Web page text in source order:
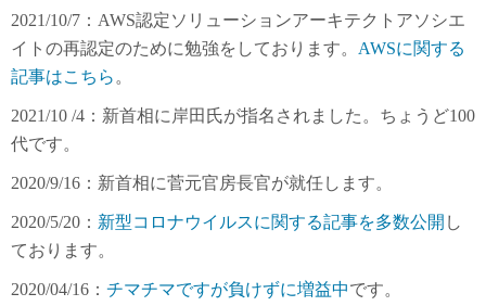
2021/10/7：AWS認定ソリューションアーキテクトアソシエ
イトの再認定のために勉強をしております。 AWSに関する
記事はこちら 。
2021/10 /4：新首相に岸田氏が指名されました。ちょうど100
代です。
2020/9/16：新首相に菅元官房長官が就任します。
2020/5/20： 新型コロナウイルスに関する記事を多数公開 し
ております。
2020/04/16： チマチマですが負けずに増益中です。